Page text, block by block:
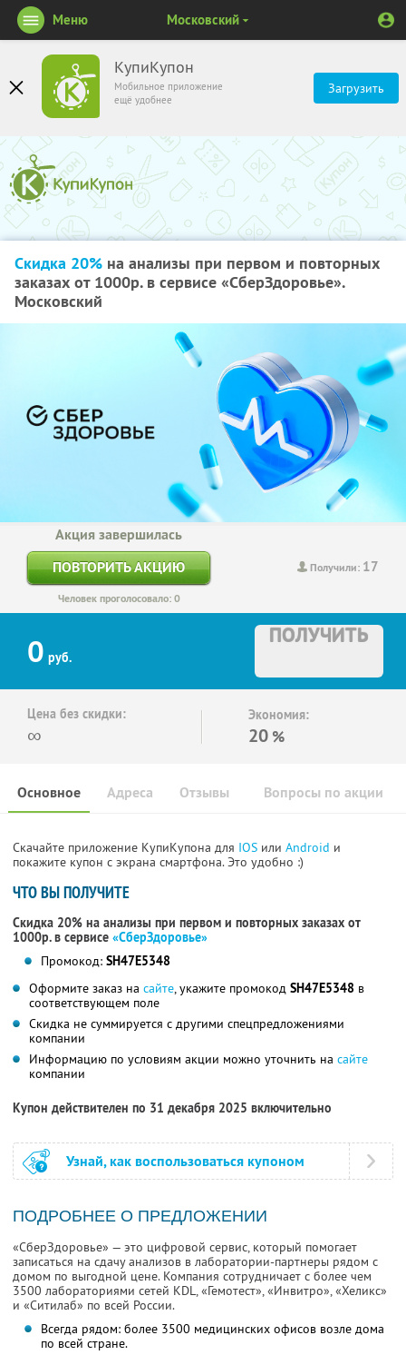
КупиКупон
Мобильное приложение
ещё удобнее
Загрузить
Меню Московский
Скидка 20% на анализы при первом и повторных
заказах от 1000р. в сервисе «СберЗдоровье».
Московский
Получили: 17
Акция завершилась
ПОВТОРИТЬ АКЦИЮ
Человек проголосовало: 0
0 руб.
ПОЛУЧИТЬ
Цена без скидки:
∞
Экономия:
20 %
Основное Отзывы Вопросы по акции
Адреса
Скачайте приложение КупиКупона для IOS или Android и
покажите купон с экрана смартфона. Это удобно :)
ЧТО ВЫ ПОЛУЧИТЕ
Скидка 20% на анализы при первом и повторных заказах от
1000р. в сервисе «СберЗдоровье»
Промокод: SH47E5348
Оформите заказ на сайте, укажите промокод SH47E5348 в
соответствующем поле
Скидка не суммируется с другими спецпредложениями
компании
Информацию по условиям акции можно уточнить на сайте
компании
Купон действителен по 31 декабря 2025 включительно
Узнай, как воспользоваться купоном
ПОДРОБНЕЕ О ПРЕДЛОЖЕНИИ
«СберЗдоровье» — это цифровой сервис, который помогает
записаться на сдачу анализов в лаборатории-партнеры рядом с
домом по выгодной цене. Компания сотрудничает с более чем
3500 лабораториями сетей KDL, «Гемотест», «Инвитро», «Хеликс»
и «Ситилаб» по всей России.
Всегда рядом: более 3500 медицинских офисов возле дома
по всей стране.